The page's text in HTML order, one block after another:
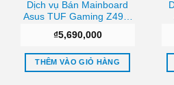
Dịch vụ Bán Mainboard
Asus TUF Gaming Z490-
PLUS (WI-FI) (LGA1200/
ATX/ VRM 12+2/ DDR4/
WIFi6/ HDMI DP/ AURA
Sync) Giá tốt
₫5,690,000
THÊM VÀO GIỎ HÀNG